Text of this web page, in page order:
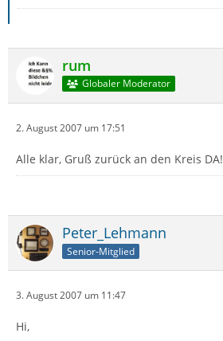
rum
Globaler Moderator
2. August 2007 um 17:51
Alle klar, Gruß zurück an den Kreis DA!
Peter_Lehmann
Senior-Mitglied
3. August 2007 um 11:47
Hi,